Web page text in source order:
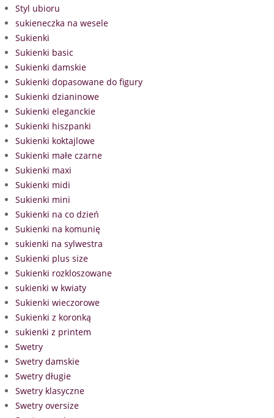
Styl ubioru
sukieneczka na wesele
Sukienki
Sukienki basic
Sukienki damskie
Sukienki dopasowane do figury
Sukienki dzianinowe
Sukienki eleganckie
Sukienki hiszpanki
Sukienki koktajlowe
Sukienki małe czarne
Sukienki maxi
Sukienki midi
Sukienki mini
Sukienki na co dzień
Sukienki na komunię
sukienki na sylwestra
Sukienki plus size
Sukienki rozkloszowane
sukienki w kwiaty
Sukienki wieczorowe
Sukienki z koronką
sukienki z printem
Swetry
Swetry damskie
Swetry długie
Swetry klasyczne
Swetry oversize